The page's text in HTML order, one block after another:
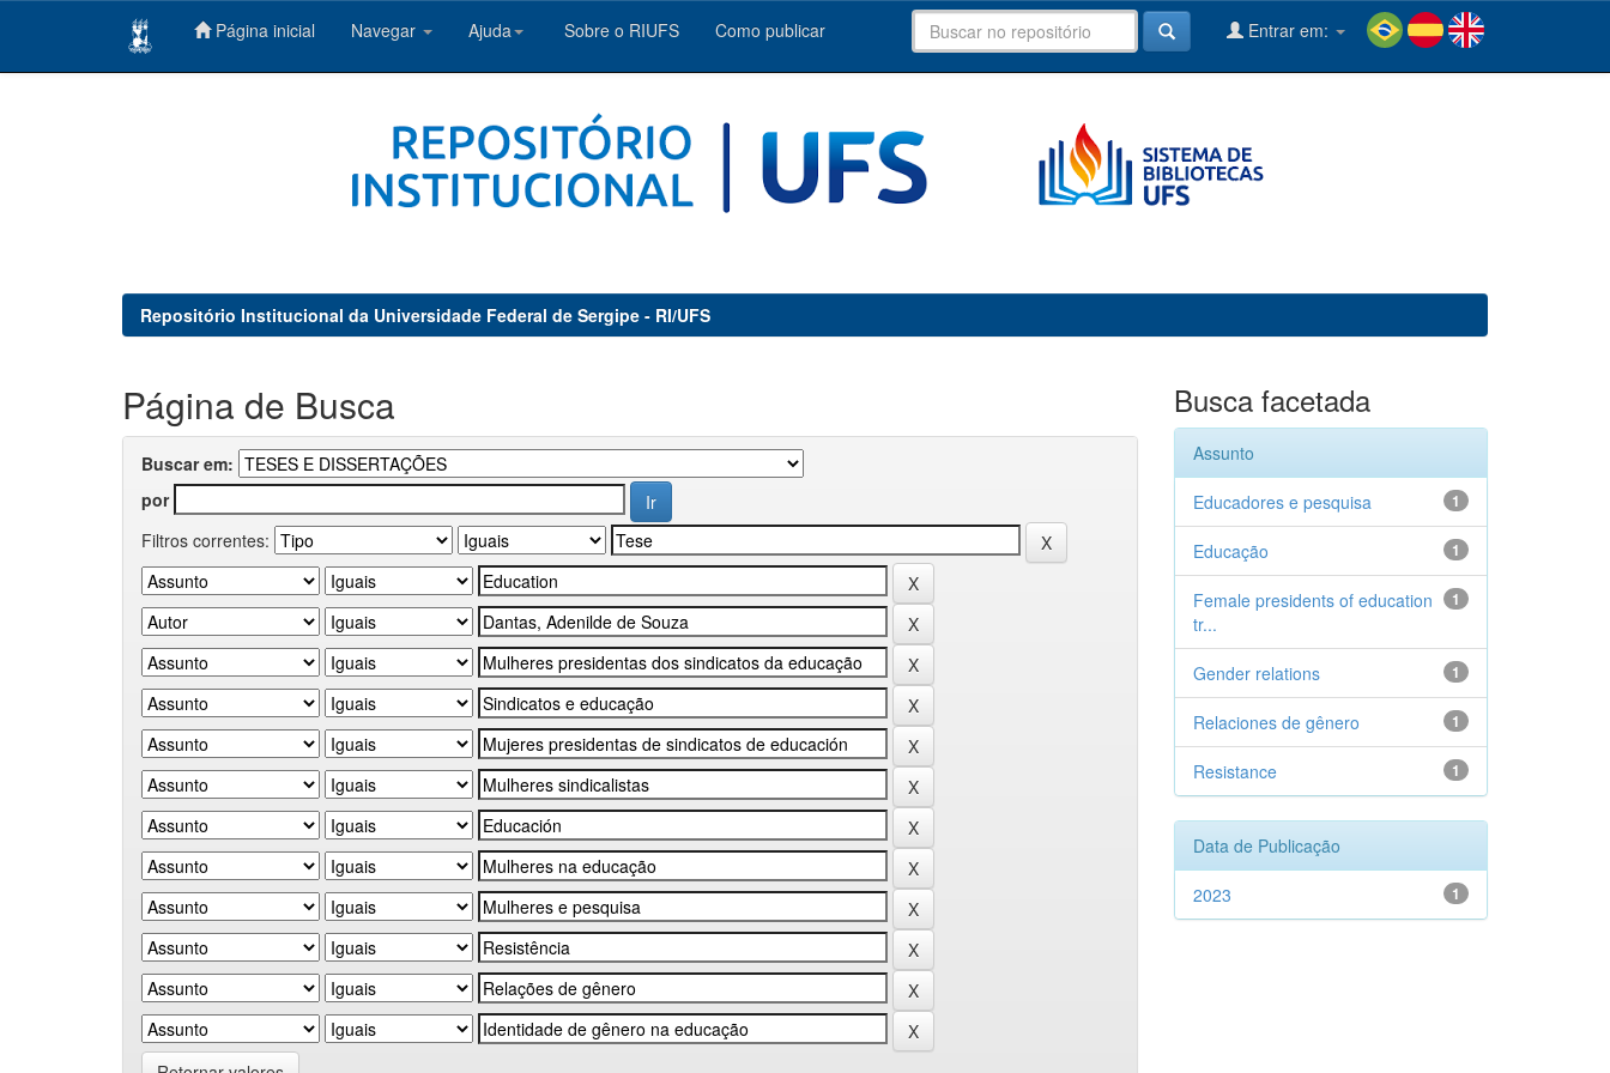
Página inicial Navegar Ajuda Sobre o RIUFS Como publicar Entrar em:
Repositório Institucional da Universidade Federal de Sergipe - RI/UFS
Página de Busca
Buscar em:
por
Filtros correntes:
Busca facetada
Assunto
1
Educadores e pesquisa
1
Educação
1
Female presidents of education
tr...
1
Gender relations
1
Relaciones de gênero
1
Resistance
Data de Publicação
1
2023